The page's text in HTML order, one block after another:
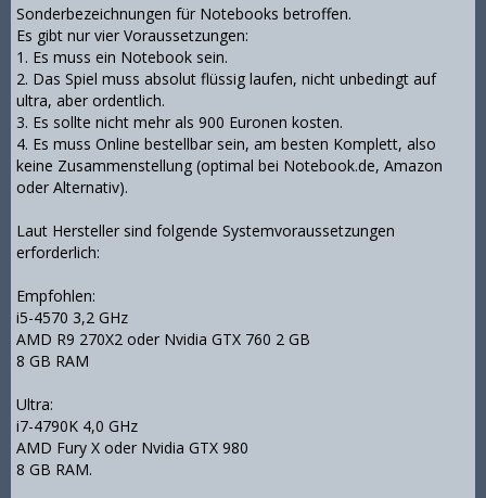
Sonderbezeichnungen für Notebooks betroffen.
Es gibt nur vier Voraussetzungen:
1. Es muss ein Notebook sein.
2. Das Spiel muss absolut flüssig laufen, nicht unbedingt auf
ultra, aber ordentlich.
3. Es sollte nicht mehr als 900 Euronen kosten.
4. Es muss Online bestellbar sein, am besten Komplett, also
keine Zusammenstellung (optimal bei Notebook.de, Amazon
oder Alternativ).
Laut Hersteller sind folgende Systemvoraussetzungen
erforderlich:
Empfohlen:
i5-4570 3,2 GHz
AMD R9 270X2 oder Nvidia GTX 760 2 GB
8 GB RAM
Ultra:
i7-4790K 4,0 GHz
AMD Fury X oder Nvidia GTX 980
8 GB RAM.